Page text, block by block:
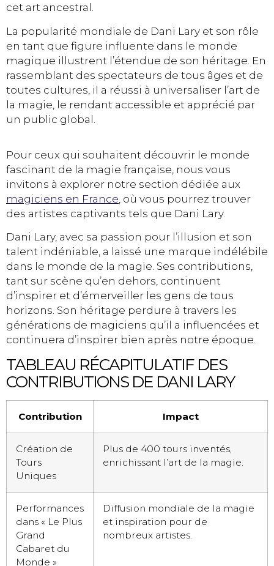
cet art ancestral.
La popularité mondiale de Dani Lary et son rôle
en tant que figure influente dans le monde
magique illustrent l’étendue de son héritage. En
rassemblant des spectateurs de tous âges et de
toutes cultures, il a réussi à universaliser l’art de
la magie, le rendant accessible et apprécié par
un public global.
Pour ceux qui souhaitent découvrir le monde
fascinant de la magie française, nous vous
invitons à explorer notre section dédiée aux
magiciens en France , où vous pourrez trouver
des artistes captivants tels que Dani Lary.
Dani Lary, avec sa passion pour l’illusion et son
talent indéniable, a laissé une marque indélébile
dans le monde de la magie. Ses contributions,
tant sur scène qu’en dehors, continuent
d’inspirer et d’émerveiller les gens de tous
horizons. Son héritage perdure à travers les
générations de magiciens qu’il a influencées et
continuera d’inspirer bien après notre époque.
TABLEAU RÉCAPITULATIF DES
CONTRIBUTIONS DE DANI LARY
Contribution Impact
Création de
Tours
Uniques
Plus de 400 tours inventés,
enrichissant l’art de la magie.
Performances
dans « Le Plus
Grand
Cabaret du
Monde »
Diffusion mondiale de la magie
et inspiration pour de
nombreux artistes.